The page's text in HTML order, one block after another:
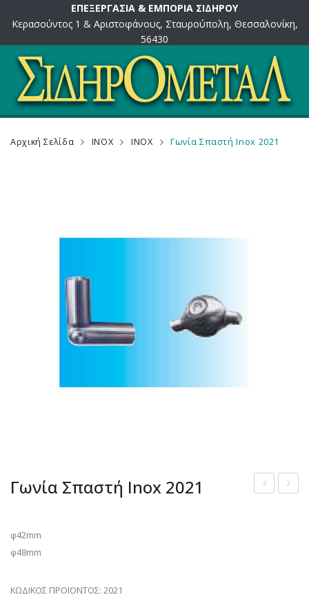
ΕΠΕΞΕΡΓΑΣΙΑ & ΕΜΠΟΡΙΑ ΣΙΔΗΡΟΥ
Κερασούντος 1 & Αριστοφάνους, Σταυρούπολη, Θεσσαλονίκη,
56430
Αρχική Σελίδα INOX INOX Γωνία Σπαστή Inox 2021
Γωνία Σπαστή Inox 2021
φ42mm
φ48mm
ΚΩΔΙΚΟΣ ΠΡΟΪΟΝΤΟΣ: 2021